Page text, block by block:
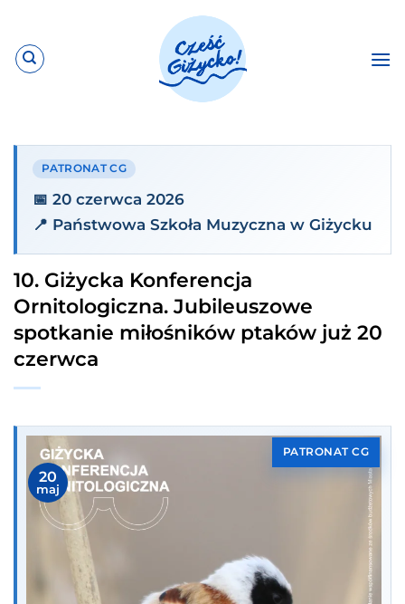
zawartości
PATRONAT CG
📅 20 czerwca 2026
📍 Państwowa Szkoła Muzyczna w Giżycku
10. Giżycka Konferencja
Ornitologiczna. Jubileuszowe
spotkanie miłośników ptaków już 20
czerwca
PATRONAT CG
20
maj